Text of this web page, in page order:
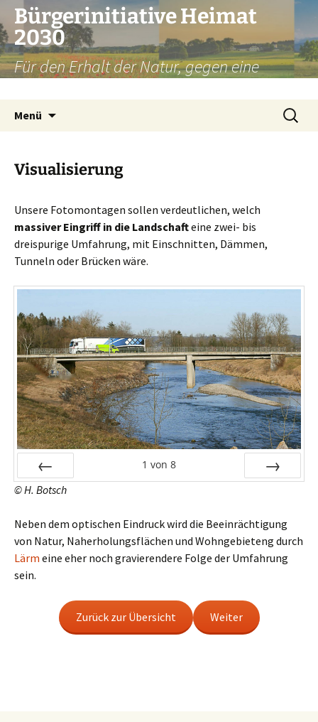
Zum
Inhalt
springen
Bürgerinitiative Heimat
2030
Für den Erhalt der Natur, gegen eine
Menü
Suchen
nach:
Visualisierung
Unsere Fotomontagen sollen verdeutlichen, welch
massiver Eingriff in die Landschafteine zwei- bis
dreispurige Umfahrung, mit Einschnitten, Dämmen,
Tunneln oder Brücken wäre.
Zurück
1 von 8
© H. Botsch
Neben dem optischen Eindruck wird die Beeinrächtigung
von Natur, Naherholungsflächen und Wohngebieteng durch
Lärm eine eher noch gravierendere Folge der Umfahrung
sein.
Zurück zur Übersicht Weiter